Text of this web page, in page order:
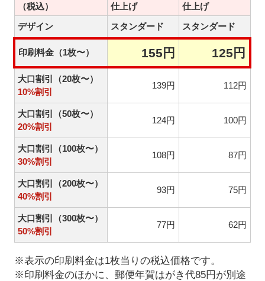
（税込）
仕上げ
仕上げ
デザイン
スタンダード スタンダード
印刷料金（1枚〜） 155円 125円
大口割引（20枚〜）
10%割引
139円 112円
大口割引（50枚〜）
20%割引
124円 100円
大口割引（100枚〜）
30%割引
108円 87円
大口割引（200枚〜）
40%割引
93円 75円
大口割引（300枚〜）
50%割引
77円 62円
※表示の印刷料金は1枚当りの税込価格です。
※印刷料金のほかに、郵便年賀はがき代85円が別途